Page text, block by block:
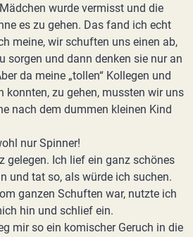
wurde vermisst und die
es zu gehen. Das fand ich echt
meine, wir schuften uns einen ab,
sorgen und dann denken sie nur an
da meine „tollen“ Kollegen und
konnten, zu gehen, mussten wir uns
nach dem dummen kleinen Kind
nur Spinner!
gelegen. Ich lief ein ganz schönes
und tat so, als würde ich suchen.
ganzen Schuften war, nutzte ich
hin und schlief ein.
mir so ein komischer Geruch in die